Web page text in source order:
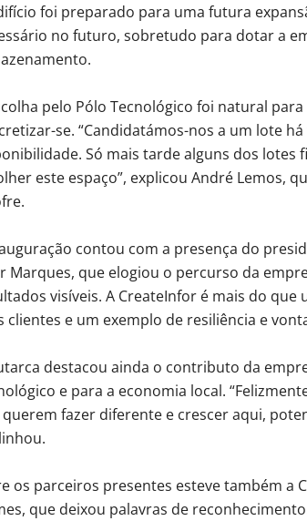
foi preparado para uma futura
no futuro, sobretudo para dotar a
pelo Pólo Tecnológico foi natural
se. “Candidatámos-nos a um lote
Só mais tarde alguns dos lotes
este espaço”, explicou André Lemos,
contou com a presença do
Marques, que elogiou o percurso da
visíveis. A CreateInfor é mais do
clientes e um exemplo de resiliência e
destacou ainda o contributo da
e para a economia local.
fazer diferente e crescer aqui,
os parceiros presentes esteve também a
que deixou palavras de